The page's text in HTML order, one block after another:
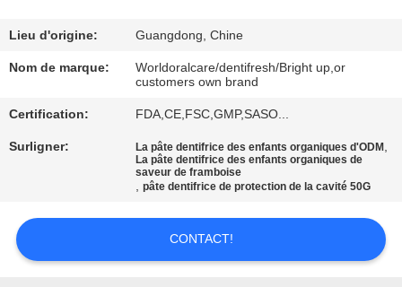
CONTRÔLE
CONTACTEZ-
NOUS
DEMANDEZ
Lieu d'origine: Guangdong, Chine
Nom de marque:
Worldoralcare/dentifresh/Bright up,or
customers own brand
Certification: FDA,CE,FSC,GMP,SASO...
Surligner: La pâte dentifrice des enfants organiques d'ODM ,
La pâte dentifrice des enfants organiques de
saveur de framboise
,pâte dentifrice de protection de la cavité 50G
CONTACT!